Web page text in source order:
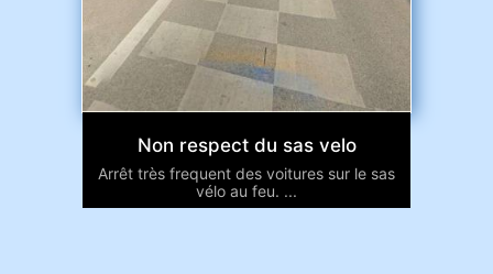
Non respect du sas velo
Arrêt très frequent des voitures sur le sas
vélo au feu. ...